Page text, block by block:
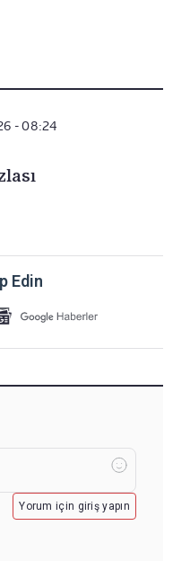
- 08:24
Edin
Yorum için giriş yapın